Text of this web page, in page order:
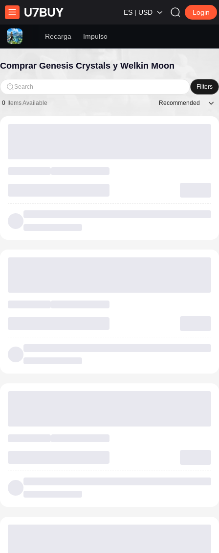
ES | USD Login
Recarga Impulso
Comprar Genesis Crystals y Welkin Moon
Search Filters
0 Items Available Recommended